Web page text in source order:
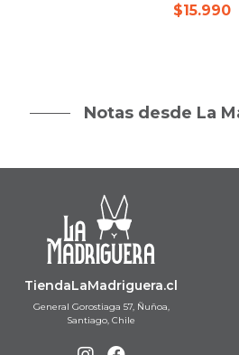
$15.990
Notas desde La
TiendaLaMadriguera.cl
General Gorostiaga 57, Ñuñoa,
Santiago, Chile